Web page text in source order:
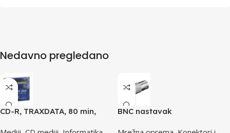
Nedavno pregledano
CD-R, TRAXDATA, 80 min,
BNC nastavak